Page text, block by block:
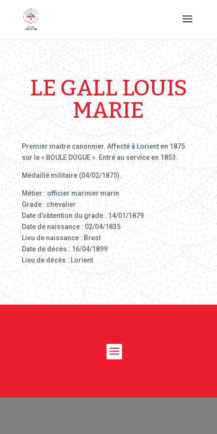
LE GALL LOUIS
MARIE
Premier maitre canonnier. Affecté à Lorient en 1875
sur le « BOULE DOGUE ». Entré au service en 1853.
Médaillé militaire (04/02/1875).
Métier : officier marinier marin
Grade : chevalier
Date d’obtention du grade : 14/01/1879
Date de naissance : 02/04/1835
Lieu de naissance : Brest
Date de décès : 16/04/1899
Lieu de décès : Lorient